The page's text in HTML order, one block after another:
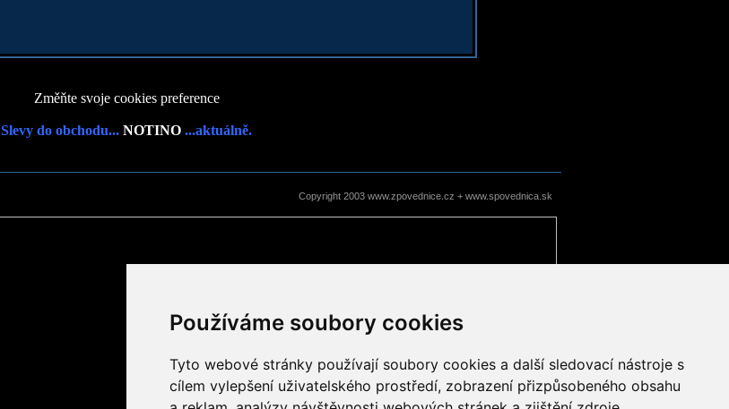
Používáme soubory cookies
Tyto webové stránky používají soubory cookies a další sledovací nástroje s
cílem vylepšení uživatelského prostředí, zobrazení přizpůsobeného obsahu
Změňte svoje cookies preference
Slevy do obchodu... NOTINO ...aktuálně.
Copyright 2003 www.zpovednice.cz + www.spovednica.sk